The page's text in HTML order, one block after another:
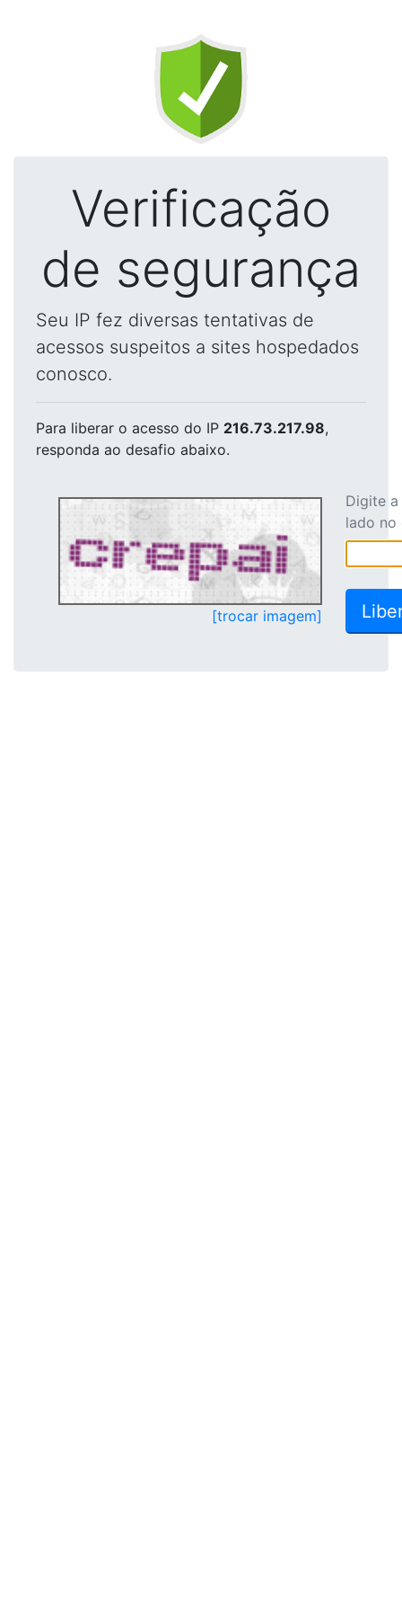
Verificação
de segurança
Seu IP fez diversas tentativas de
acessos suspeitos a sites hospedados
conosco.
Para liberar o acesso do IP 216.73.217.98,
responda ao desafio abaixo.
[trocar imagem]
Digite
lado no